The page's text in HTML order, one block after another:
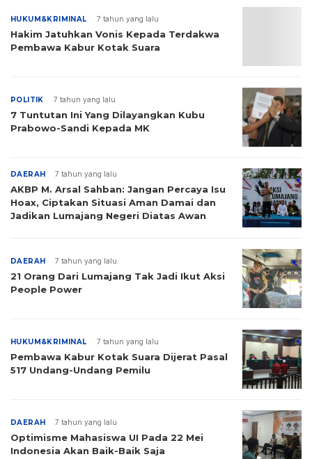
HUKUM&KRIMINAL 7 tahun yang lalu
Hakim Jatuhkan Vonis Kepada Terdakwa
Pembawa Kabur Kotak Suara
POLITIK 7 tahun yang lalu
7 Tuntutan Ini Yang Dilayangkan Kubu
Prabowo-Sandi Kepada MK
DAERAH 7 tahun yang lalu
AKBP M. Arsal Sahban: Jangan Percaya Isu
Hoax, Ciptakan Situasi Aman Damai dan
Jadikan Lumajang Negeri Diatas Awan
DAERAH 7 tahun yang lalu
21 Orang Dari Lumajang Tak Jadi Ikut Aksi
People Power
HUKUM&KRIMINAL 7 tahun yang lalu
Pembawa Kabur Kotak Suara Dijerat Pasal
517 Undang-Undang Pemilu
DAERAH 7 tahun yang lalu
Optimisme Mahasiswa UI Pada 22 Mei
Indonesia Akan Baik-Baik Saja